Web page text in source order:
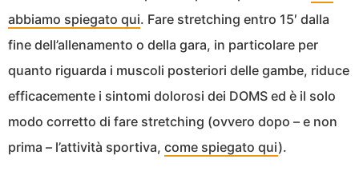
abbiamo spiegato qui. Fare stretching entro 15′ dalla
fine dell’allenamento o della gara, in particolare per
quanto riguarda i muscoli posteriori delle gambe, riduce
efficacemente i sintomi dolorosi dei DOMS ed è il solo
modo corretto di fare stretching (ovvero dopo – e non
prima – l’attività sportiva, come spiegato qui).